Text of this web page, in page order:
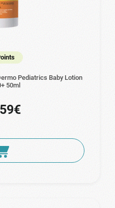
Pediatrics Baby Lotion
50ml